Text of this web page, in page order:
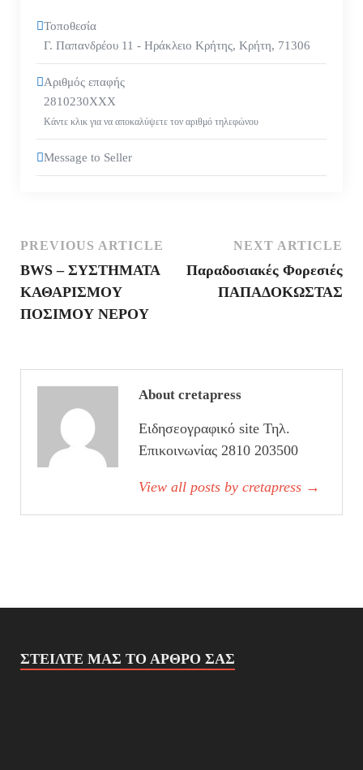
Τοποθεσία
Γ. Παπανδρέου 11 - Ηράκλειο Κρήτης, Κρήτη, 71306
Αριθμός επαφής
2810230XXX
Κάντε κλικ για να αποκαλύψετε τον αριθμό τηλεφώνου
Message to Seller
PREVIOUS ARTICLE
BWS – ΣΥΣΤΗΜΑΤΑ
ΚΑΘΑΡΙΣΜΟΥ
ΠΟΣΙΜΟΥ ΝΕΡΟΥ
NEXT ARTICLE
Παραδοσιακές Φορεσιές
ΠΑΠΑΔΟΚΩΣΤΑΣ
About cretapress
Ειδησεογραφικό site Τηλ.
Επικοινωνίας 2810 203500
View all posts by cretapress →
ΣΤΕΊΛΤΕ ΜΑΣ ΤΟ ΆΡΘΡΟ ΣΑΣ